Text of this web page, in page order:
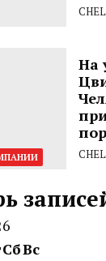
На
СбВс